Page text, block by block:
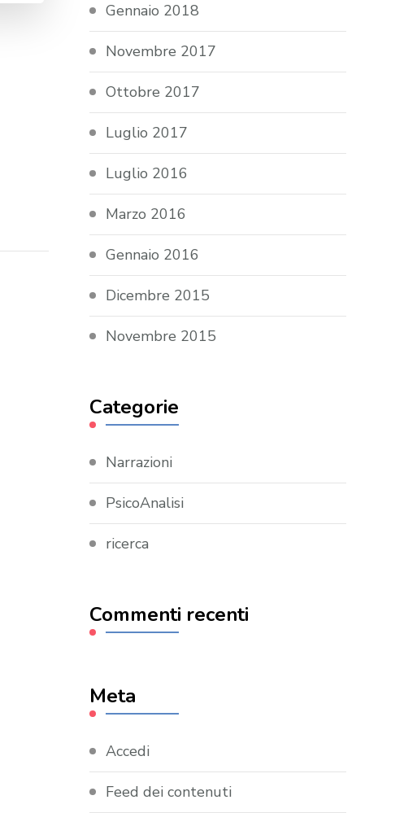
Gennaio 2018
Novembre 2017
Ottobre 2017
Luglio 2017
Luglio 2016
Marzo 2016
Gennaio 2016
Dicembre 2015
Novembre 2015
Categorie
Narrazioni
PsicoAnalisi
ricerca
Commenti recenti
Meta
Accedi
Feed dei contenuti